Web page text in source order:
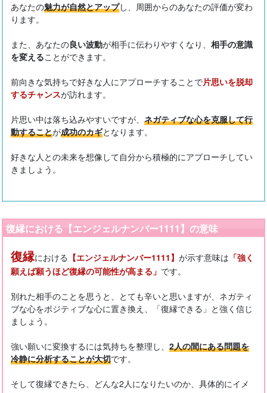
あなたの魅力が自然とアップし、周囲からのあなたの評価が変わ
ります。
また、あなたの良い波動が相手に伝わりやすくなり、相手の意識
を変えることができます。
前向きな気持ちで好きな人にアプローチすることで片思いを脱却
するチャンスが訪れます。
片思い中は落ち込みやすいですが、ネガティブな心を克服して行
動することが成功のカギとなります。
好きな人との未来を想像して自分から積極的にアプローチしてい
きましょう。
復縁における【エンジェルナンバー1111】の意味
復縁における 【エンジェルナンバー1111】が示す意味は 「強く
願えば願うほど復縁の可能性が高まる」 です。
別れた相手のことを思うと、とても辛いと思いますが、ネガティ
ブな心をポジティブな心に置き換え、「復縁できる」と強く信じ
ましょう。
強い願いに変換するには気持ちを整理し、2人の間にある問題を
冷静に分析することが大切です。
そして復縁できたら、どんな2人になりたいのか、具体的にイメ